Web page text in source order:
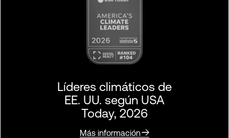
Líderes climáticos de
EE. UU. según USA
Today, 2026
Más información